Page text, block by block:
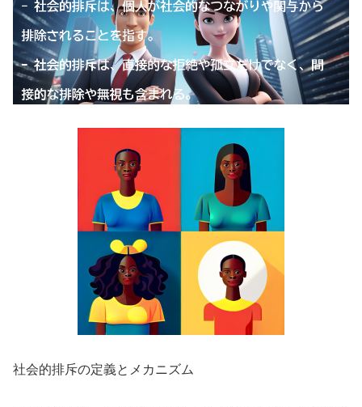
社会的排斥の定義とメカニズム